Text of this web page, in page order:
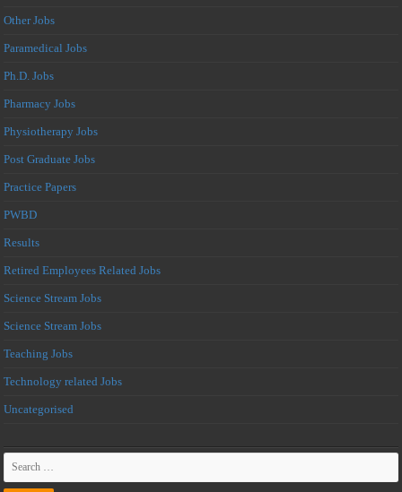
Other Jobs
Paramedical Jobs
Ph.D. Jobs
Pharmacy Jobs
Physiotherapy Jobs
Post Graduate Jobs
Practice Papers
PWBD
Results
Retired Employees Related Jobs
Science Stream Jobs
Science Stream Jobs
Teaching Jobs
Technology related Jobs
Uncategorised